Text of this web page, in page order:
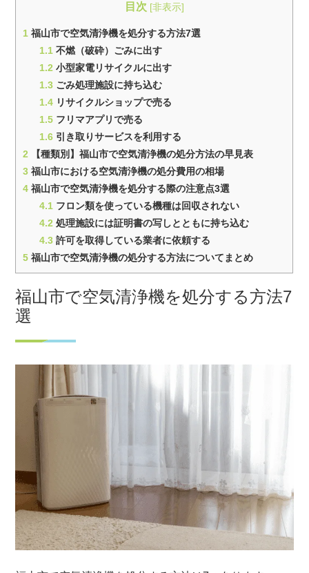
目次 [非表示]
1 福山市で空気清浄機を処分する方法7選
1.1 不燃（破砕）ごみに出す
1.2 小型家電リサイクルに出す
1.3 ごみ処理施設に持ち込む
1.4 リサイクルショップで売る
1.5 フリマアプリで売る
1.6 引き取りサービスを利用する
2 ​​【種類別】福山市で空気清浄機の処分方法の早見表
3 福山市における空気清浄機の処分費用の相場
4 福山市で空気清浄機を処分する際の注意点3選
4.1 フロン類を使っている機種は回収されない
4.2 処理施設には証明書の写しとともに持ち込む
4.3 許可を取得している業者に依頼する
5 福山市で空気清浄機の処分する方法についてまとめ
福山市で空気清浄機を処分する方法7
選